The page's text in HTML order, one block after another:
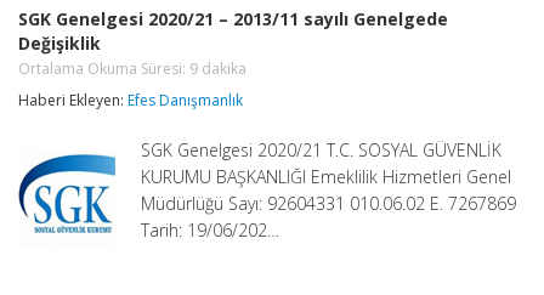
2020/21
2013/11
Genelgede
Ortalama
Okuma
Süresi:
9
dakika
SGK Genelgesi 2020/21 – 2013/11 sayılı Genelgede
Değişiklik
Ortalama Okuma Süresi: 9 dakika
Haberi Ekleyen: Efes Danışmanlık
SGK Genelgesi 2020/21 T.C. SOSYAL GÜVENLİK
KURUMU BAŞKANLIĞI Emeklilik Hizmetleri Genel
Müdürlüğü Sayı: 92604331 010.06.02 E. 7267869
Tarih: 19/06/202…